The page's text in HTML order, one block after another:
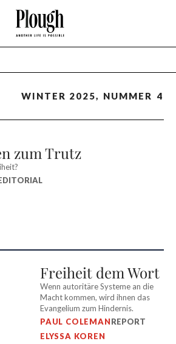
WINTER 2025, NUMMER 4
zum Trutz
Freiheit dem Wort
Wenn autoritäre Systeme an die
Macht kommen, wird ihnen das
Evangelium zum Hindernis.
PAUL COLEMAN
ELYSSA KOREN
REPORT